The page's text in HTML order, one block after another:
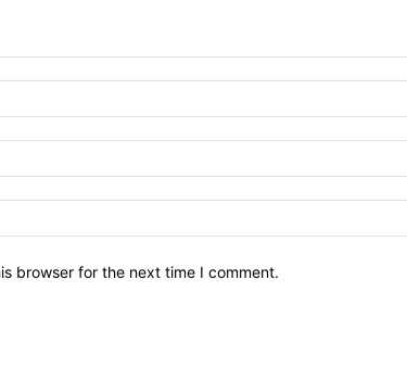
browser for the next time I comment.